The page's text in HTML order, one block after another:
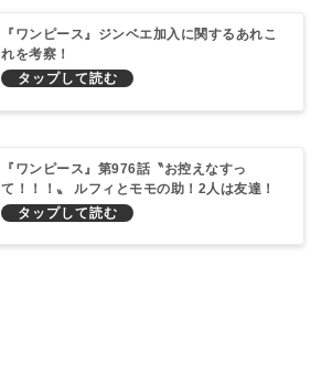
『ワンピース』ジンベエ加入に関するあれこ
れを考察！
『ワンピース』第976話〝お控えなすっ
て！！！〟 ルフィとモモの助！2人は友達！